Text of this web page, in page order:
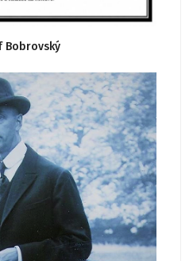
Bobrovský